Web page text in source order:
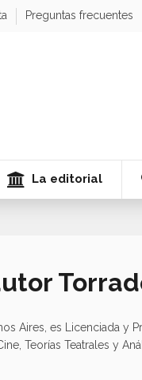
Preguntas frecuentes
La editorial
Aires, es Licenciada
Teorías Teatrales y